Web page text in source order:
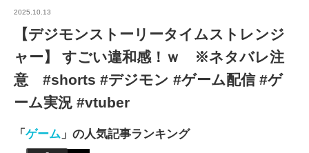
2025.10.13
【デジモンストーリータイムストレンジ
ャー】 すごい違和感！ｗ ※ネタバレ注
意 #shorts #デジモン #ゲーム配信 #ゲ
ーム実況 #vtuber
「 ゲーム 」の人気記事ランキング